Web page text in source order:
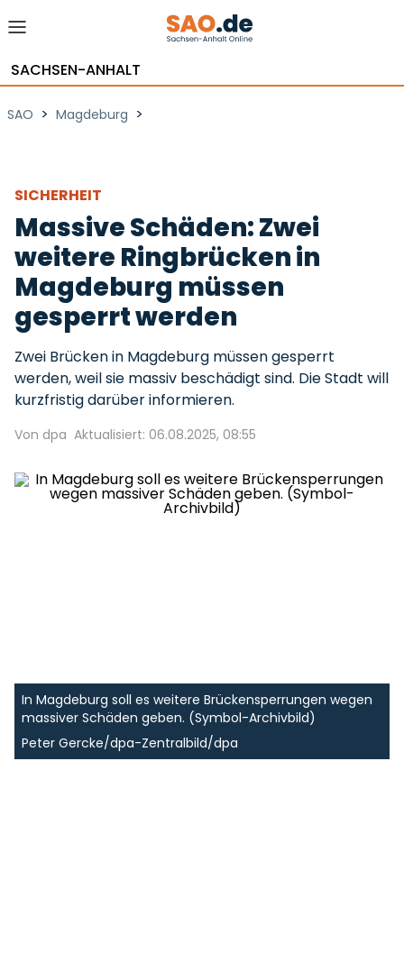
SACHSEN-ANHALT
SAO > Magdeburg >
SICHERHEIT
Massive Schäden: Zwei
weitere Ringbrücken in
Magdeburg müssen
gesperrt werden
Zwei Brücken in Magdeburg müssen gesperrt
werden, weil sie massiv beschädigt sind. Die Stadt will
kurzfristig darüber informieren.
Von dpa Aktualisiert: 06.08.2025, 08:55
In Magdeburg soll es weitere Brückensperrungen wegen
massiver Schäden geben. (Symbol-Archivbild)
Peter Gercke/dpa-Zentralbild/dpa